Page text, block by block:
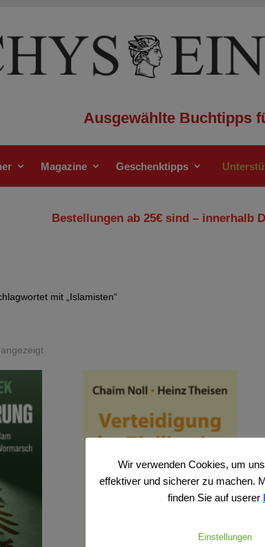
Ausgewählte Buchtipps
Magazine Geschenktipps
Bestellungen ab 25€ sind – innerhalb
mit „Islamisten“
Wir verwenden Cookies, um
effektiver und sicherer zu machen.
finden Sie auf userer
Einstellungen